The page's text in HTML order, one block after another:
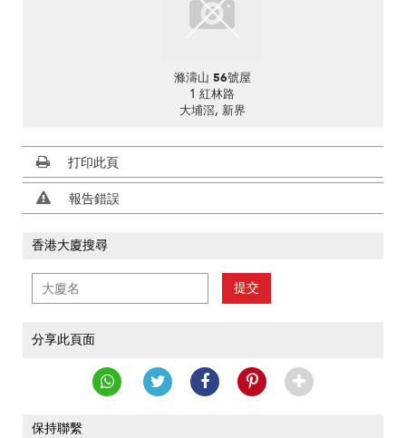
滌濤山 56號屋
1 紅林路
大埔滘, 新界
打印此頁
報告錯誤
香港大廈搜尋
提交
分享此頁面
保持聯繫